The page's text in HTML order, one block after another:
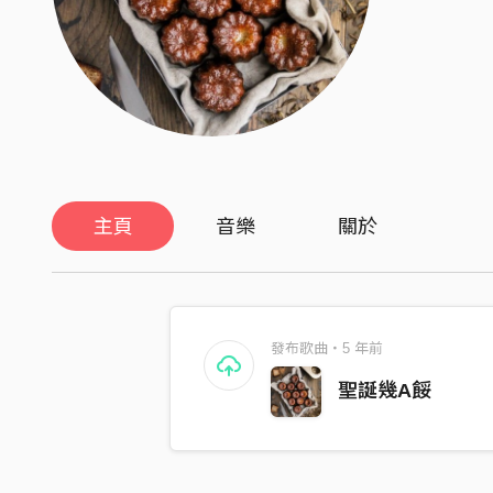
主頁 音樂 關於
發布歌曲・5 年前
聖誕幾A餒